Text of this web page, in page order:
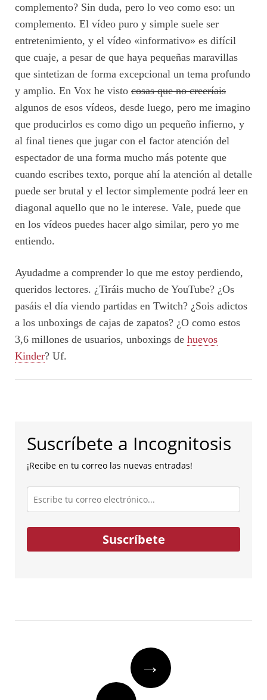
complemento? Sin duda, pero lo veo como eso: un
complemento. El vídeo puro y simple suele ser
entretenimiento, y el vídeo «informativo» es difícil
que cuaje, a pesar de que haya pequeñas maravillas
que sintetizan de forma excepcional un tema profundo
y amplio. En Vox he visto cosas que no creeríais
algunos de esos vídeos, desde luego, pero me imagino
que producirlos es como digo un pequeño infierno, y
al final tienes que jugar con el factor atención del
espectador de una forma mucho más potente que
cuando escribes texto, porque ahí la atención al detalle
puede ser brutal y el lector simplemente podrá leer en
diagonal aquello que no le interese. Vale, puede que
en los vídeos puedes hacer algo similar, pero yo me
entiendo.
Ayudadme a comprender lo que me estoy perdiendo,
queridos lectores. ¿Tiráis mucho de YouTube? ¿Os
pasáis el día viendo partidas en Twitch? ¿Sois adictos
a los unboxings de cajas de zapatos? ¿O como estos
3,6 millones de usuarios, unboxings de huevos
Kinder? Uf.
Suscríbete a Incognitosis
¡Recibe en tu correo las nuevas entradas!
Escribe
tu
correo
electrónico...
Suscríbete
→